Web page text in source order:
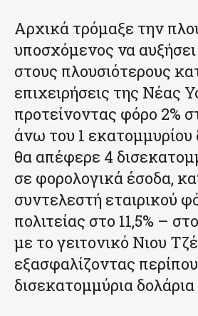
Αρχικά τρόμαξε την
υποσχόμενος να
στους πλουσιότερους
επιχειρήσεις της Νέας
προτείνοντας φόρο 2%
άνω του 1
θα απέφερε 4
σε φορολογικά έσοδα,
συντελεστή εταιρικού
πολιτείας στο 11,5% –
με το γειτονικό Νιου
εξασφαλίζοντας
δισεκατομμύρια